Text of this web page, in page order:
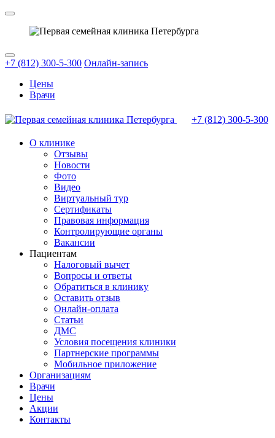
+7 (812) 300-5-300 Онлайн-запись
Цены
Врачи
+7 (812) 300-5-300
О клинике
Отзывы
Новости
Фото
Видео
Виртуальный тур
Сертификаты
Правовая информация
Контролирующие органы
Вакансии
Пациентам
Налоговый вычет
Вопросы и ответы
Обратиться в клинику
Оставить отзыв
Онлайн-оплата
Статьи
ДМС
Условия посещения клиники
Партнерские программы
Мобильное приложение
Организациям
Врачи
Цены
Акции
Контакты